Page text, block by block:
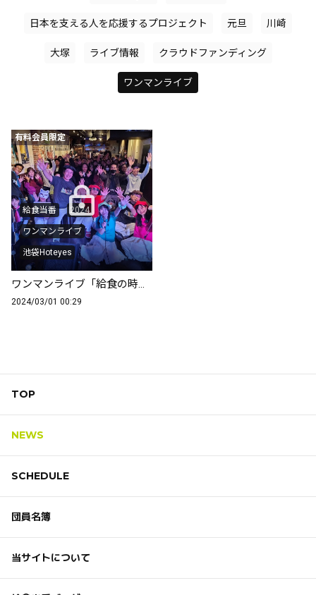
日本を支える人を応援するプロジェクト 元旦 川崎
大塚 ライブ情報 クラウドファンディング
ワンマンライブ
有料会員限定
給食当番 2024
ワンマンライブ
池袋Hoteyes
ワンマンライブ「給食の時間だよVol.3」ライブ動画を公開しました。
2024/03/01 00:29
TOP
NEWS
SCHEDULE
団員名簿
当サイトについて